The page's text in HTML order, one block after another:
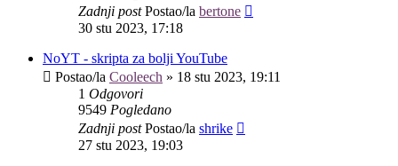
Zadnji postPostao/la bertone
30 stu 2023, 17:18
NoYT - skripta za bolji YouTube
Postao/la Cooleech » 18 stu 2023, 19:11
1 Odgovori
9549 Pogledano
Zadnji postPostao/la shrike
27 stu 2023, 19:03